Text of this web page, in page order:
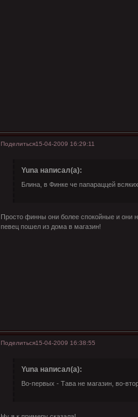
Поделиться15-04-2009 16:29:11
Yuna написал(а):
Блина, в Финке че папараццей
Просто финны они более спокойные и они
певец пошел из дома в магазин!
Поделиться15-04-2009 16:38:55
Yuna написал(а):
Во-первых - Тава не магазин, во-